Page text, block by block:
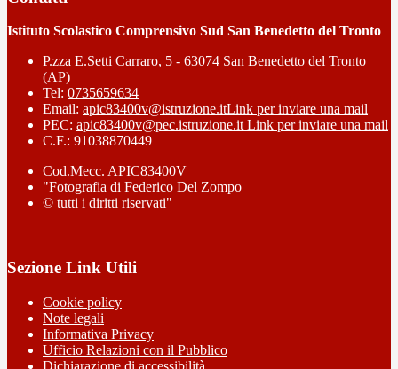
Istituto Scolastico Comprensivo Sud San Benedetto del Tronto
P.zza E.Setti Carraro, 5 - 63074 San Benedetto del Tronto
(AP)
Tel: 0735659634
Email: apic83400v@istruzione.itLink per inviare una mail
PEC: apic83400v@pec.istruzione.it Link per inviare una mail
C.F.: 91038870449
Cod.Mecc. APIC83400V
"Fotografia di Federico Del Zompo
© tutti i diritti riservati"
Sezione Link Utili
Cookie policy
Note legali
Informativa Privacy
Ufficio Relazioni con il Pubblico
Dichiarazione di accessibilità